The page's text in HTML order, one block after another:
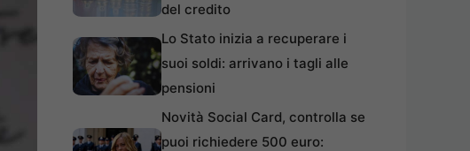
del credito
Lo Stato inizia a recuperare i
suoi soldi: arrivano i tagli alle
pensioni
Novità Social Card, controlla se
puoi richiedere 500 euro: